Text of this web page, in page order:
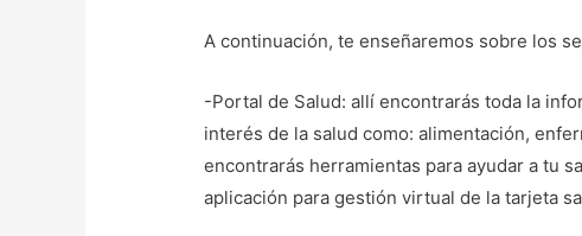
A continuación, te enseñaremos sobre los
-Portal de Salud: allí encontrarás toda la
interés de la salud como: alimentación,
encontrarás herramientas para ayudar a tu
aplicación para gestión virtual de la tarjeta